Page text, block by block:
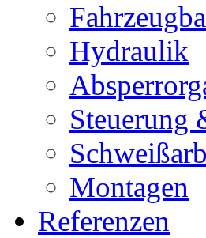
Hydraulik
Steuerung
Montagen
Referenzen